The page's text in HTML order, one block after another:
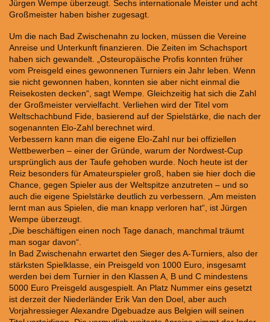
Jürgen Wempe überzeugt. Sechs internationale Meister und acht
Großmeister haben bisher zugesagt.
Um die nach Bad Zwischenahn zu locken, müssen die Vereine
Anreise und Unterkunft finanzieren. Die Zeiten im Schachsport
haben sich gewandelt. „Osteuropäische Profis konnten früher
vom Preisgeld eines gewonnenen Turniers ein Jahr leben. Wenn
sie nicht gewonnen haben, konnten sie aber nicht einmal die
Reisekosten decken“, sagt Wempe. Gleichzeitig hat sich die Zahl
der Großmeister vervielfacht. Verliehen wird der Titel vom
Weltschachbund Fide, basierend auf der Spielstärke, die nach der
sogenannten Elo-Zahl berechnet wird.
Verbessern kann man die eigene Elo-Zahl nur bei offiziellen
Wettbewerben – einer der Gründe, warum der Nordwest-Cup
ursprünglich aus der Taufe gehoben wurde. Noch heute ist der
Reiz besonders für Amateurspieler groß, haben sie hier doch die
Chance, gegen Spieler aus der Weltspitze anzutreten – und so
auch die eigene Spielstärke deutlich zu verbessern. „Am meisten
lernt man aus Spielen, die man knapp verloren hat“, ist Jürgen
Wempe überzeugt.
„Die beschäftigen einen noch Tage danach, manchmal träumt
man sogar davon“.
In Bad Zwischenahn erwartet den Sieger des A-Turniers, also der
stärksten Spielklasse, ein Preisgeld von 1000 Euro, insgesamt
werden bei dem Turnier in den Klassen A, B und C mindestens
5000 Euro Preisgeld ausgespielt. An Platz Nummer eins gesetzt
ist derzeit der Niederländer Erik Van den Doel, aber auch
Vorjahressieger Alexandre Dgebuadze aus Belgien will seinen